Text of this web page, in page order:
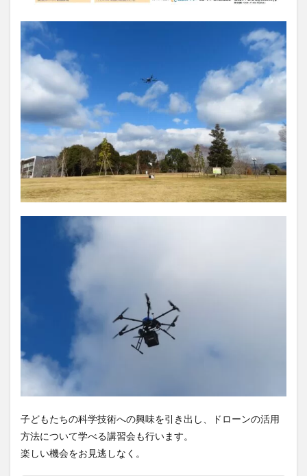
子どもたちの科学技術への興味を引き出し、ドローンの活用
方法について学べる講習会も行います。
楽しい機会をお見逃しなく。